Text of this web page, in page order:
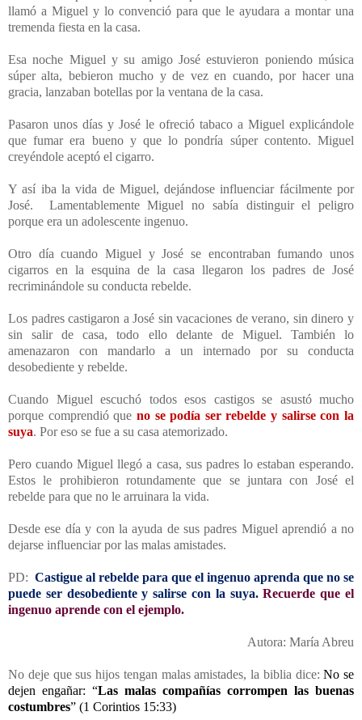
llamó a Miguel y lo convenció para que le ayudara a montar una
tremenda fiesta en la casa.
Esa noche Miguel y su amigo José estuvieron poniendo música
súper alta, bebieron mucho y de vez en cuando, por hacer una
gracia, lanzaban botellas por la ventana de la casa.
Pasaron unos días y José le ofreció tabaco a Miguel explicándole
que fumar era bueno y que lo pondría súper contento. Miguel
creyéndole aceptó el cigarro.
Y así iba la vida de Miguel, dejándose influenciar fácilmente por
José.
Lamentablemente Miguel no sabía distinguir el peligro
porque era un adolescente ingenuo.
Otro día cuando Miguel y José se encontraban fumando unos
cigarros en la esquina de la casa llegaron los padres de José
recriminándole su conducta rebelde.
Los padres castigaron a José sin vacaciones de verano, sin dinero y
sin salir de casa, todo ello delante de Miguel. También lo
amenazaron con mandarlo a un internado por su conducta
desobediente y rebelde.
Cuando Miguel escuchó todos esos castigos se asustó mucho
porque comprendió que no se podía ser rebelde y salirse con la
suya. Por eso se fue a su casa atemorizado.
Pero cuando Miguel llegó a casa, sus padres lo estaban esperando.
Estos le prohibieron rotundamente que se juntara con José el
rebelde para que no le arruinara la vida.
Desde ese día y con la ayuda de sus padres Miguel aprendió a no
dejarse influenciar por las malas amistades.
PD: Castigue al rebelde para que el ingenuo aprenda que no se
puede ser desobediente y salirse con la suya. Recuerde que el
ingenuo aprende con el ejemplo.
Autora: María Abreu
No deje que sus hijos tengan malas amistades, la biblia dice:No se
dejen engañar: “Las malas compañías corrompen las buenas
costumbres” (1 Corintios 15:33)